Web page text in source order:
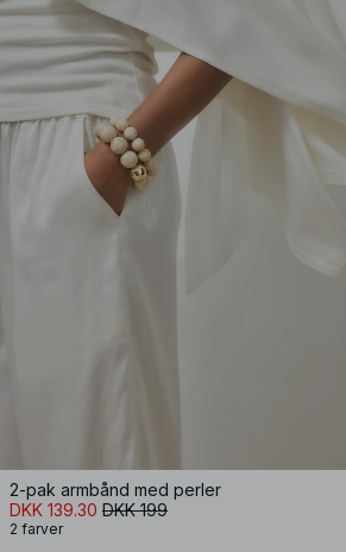
2-pak armbånd med perler
DKK 139.30 DKK 199
2 farver